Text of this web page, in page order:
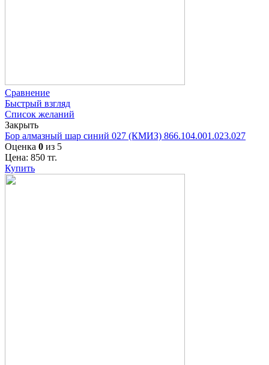
Сравнение
Быстрый взгляд
Список желаний
Закрыть
Бор алмазный шар синий 027 (КМИЗ) 866.104.001.023.027
Оценка 0 из 5
Цена: 850 тг.
Купить